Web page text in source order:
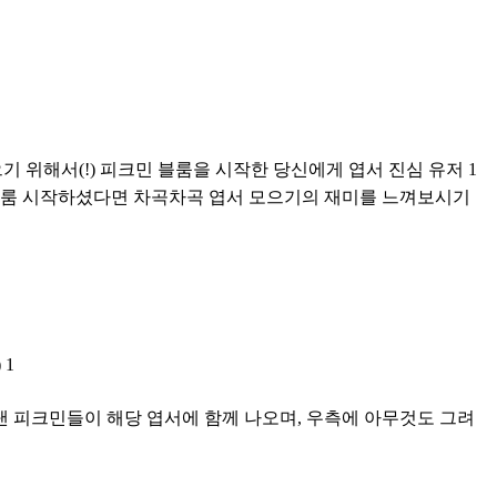
위해서(!) 피크민 블룸을 시작한 당신에게 엽서 진심 유저 1
시작하셨다면 차곡차곡 엽서 모으기의 재미를 느껴보시기
크민들이 해당 엽서에 함께 나오며, 우측에 아무것도 그려